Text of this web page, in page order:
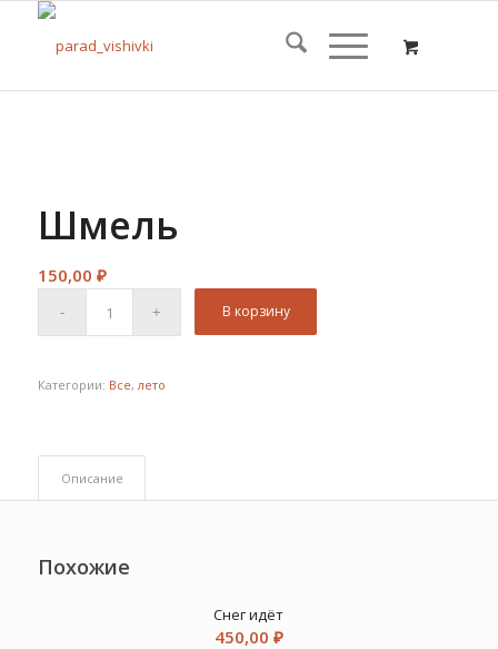
Шмель
150,00 ₽
В корзину
Категории: Все,лето
Описание
Похожие
Снег идёт
450,00 ₽